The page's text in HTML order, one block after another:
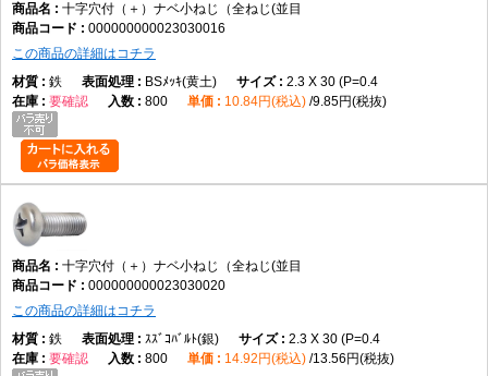
Q2. 全ねじとは何ですか。
A2. 軸部全体にねじ山が加工された形状です。
Q3. なべ頭の特徴は何ですか。
A3. 丸みのある頭部形状で、幅広い締結用途に使用されます。
Q4. 材質は何ですか。
A4. データでは鉄です。
Q5. サイズ展開はどのくらいありますか。
A5. M2×2～M12×100までの実質188サイズです。
十字穴付（＋）ナベ小ねじ（全ねじ(並目
000000000023030016
この商品の詳細はコチラ
鉄
BSﾒｯｷ(黄土)
2.3 X 30 (P=0.4
要確認
800 10.84円(税込) 9.85円(税抜)
十字穴付（＋）ナベ小ねじ（全ねじ(並目
000000000023030020
この商品の詳細はコチラ
鉄
ｽｽﾞｺﾊﾞﾙﾄ(銀)
2.3 X 30 (P=0.4
要確認
800 14.92円(税込) 13.56円(税抜)